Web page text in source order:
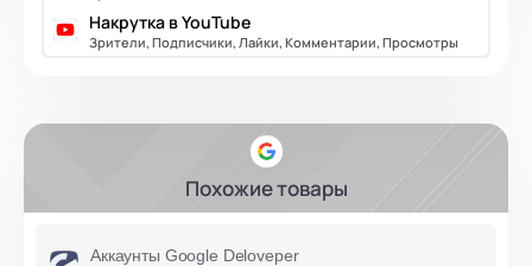
Накрутка в YouTube
Зрители, Подписчики, Лайки, Комментарии, Просмотры
Похожие товары
Аккаунты Google Deloveper